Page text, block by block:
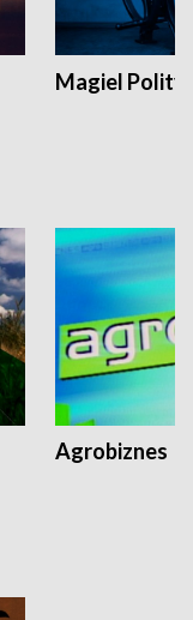
Magiel
Agrobiznes